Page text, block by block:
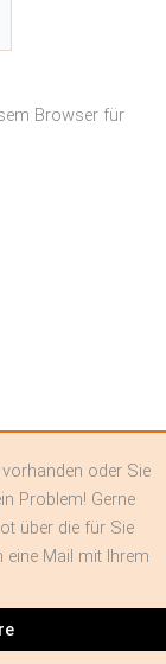
Browser für
oder Sie
Problem! Gerne
über die für Sie
eine Mail mit Ihrem